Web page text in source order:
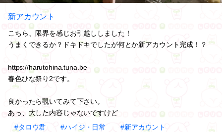
新アカウント
こちら、限界を感じお引越ししました！
うまくできるか？ドキドキでしたが何とか新アカウント完成！？
https://harutohina.tuna.be
春色ひな祭り2です。
良かったら覗いてみて下さい。
あっ、大した内容じゃないですけど
#タロウ君
#ハイジ・日常 #新アカウント